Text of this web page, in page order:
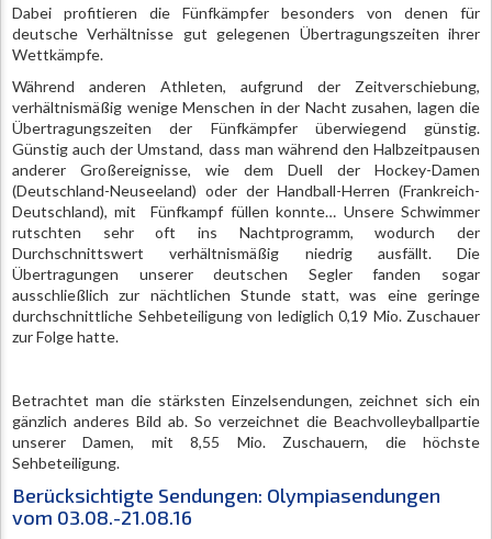
Dabei profitieren die Fünfkämpfer besonders von denen für
deutsche Verhältnisse gut gelegenen Übertragungszeiten ihrer
Wettkämpfe.
Während anderen Athleten, aufgrund der Zeitverschiebung,
verhältnismäßig wenige Menschen in der Nacht zusahen, lagen die
Übertragungszeiten der Fünfkämpfer überwiegend günstig.
Günstig auch der Umstand, dass man während den Halbzeitpausen
anderer Großereignisse, wie dem Duell der Hockey-Damen
(Deutschland-Neuseeland) oder der Handball-Herren (Frankreich-
Deutschland), mit Fünfkampf füllen konnte… Unsere Schwimmer
rutschten sehr oft ins Nachtprogramm, wodurch der
Durchschnittswert verhältnismäßig niedrig ausfällt. Die
Übertragungen unserer deutschen Segler fanden sogar
ausschließlich zur nächtlichen Stunde statt, was eine geringe
durchschnittliche Sehbeteiligung von lediglich 0,19 Mio. Zuschauer
zur Folge hatte.
Betrachtet man die stärksten Einzelsendungen, zeichnet sich ein
gänzlich anderes Bild ab. So verzeichnet die Beachvolleyballpartie
unserer Damen, mit 8,55 Mio. Zuschauern, die höchste
Sehbeteiligung.
Berücksichtigte Sendungen: Olympiasendungen
vom 03.08.-21.08.16